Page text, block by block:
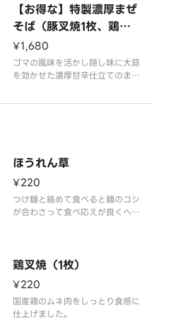
下さい。
【お得な】特製濃厚まぜ
そば（豚叉焼1枚、鶏叉
焼1枚、和だし味玉、焼
海苔3枚、ほうれん草、
薬味葱、白ゴマ）
¥1,680
ゴマの風味を活かし隠し味に大蒜
を効かせた濃厚甘辛仕立てのまぜ
るまぜそばは、スタッフから美味
ほうれん草
¥220
つけ麺と絡めて食べると麺のコシ
が合わさって食べ応えが良くヘル
鶏叉焼（1枚）
¥220
国産鶏のムネ肉をしっとり食感に
仕上げました。